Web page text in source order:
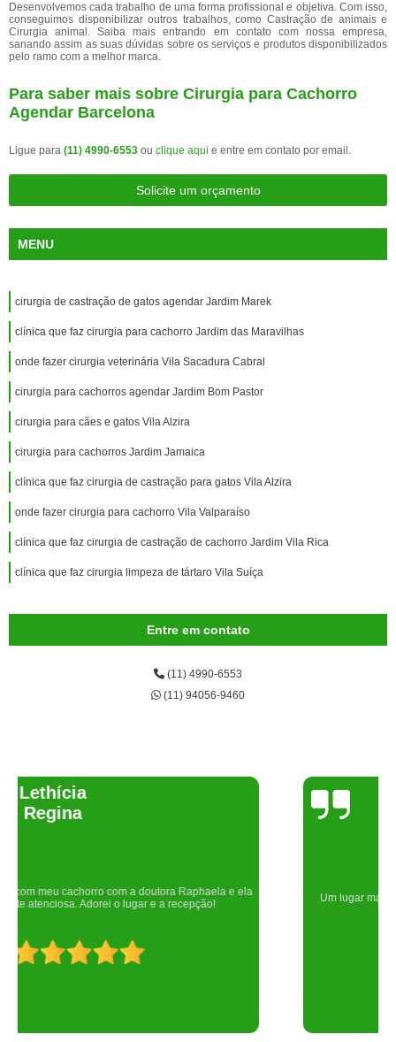
Desenvolvemos cada trabalho de uma forma profissional e objetiva. Com isso,
conseguimos disponibilizar outros trabalhos, como Castração de animais e
Cirurgia animal. Saiba mais entrando em contato com nossa empresa,
sanando assim as suas dúvidas sobre os serviços e produtos disponibilizados
pelo ramo com a melhor marca.
Para saber mais sobre Cirurgia para Cachorro
Agendar Barcelona
Ligue para (11) 4990-6553 ou clique aqui e entre em contato por email.
Solicite um orçamento
MENU
cirurgia de castração de gatos agendar Jardim Marek
clínica que faz cirurgia para cachorro Jardim das Maravilhas
onde fazer cirurgia veterinária Vila Sacadura Cabral
cirurgia para cachorros agendar Jardim Bom Pastor
cirurgia para cães e gatos Vila Alzira
cirurgia para cachorros Jardim Jamaica
clínica que faz cirurgia de castração para gatos Vila Alzira
onde fazer cirurgia para cachorro Vila Valparaíso
clínica que faz cirurgia de castração de cachorro Jardim Vila Rica
clínica que faz cirurgia limpeza de tártaro Vila Suíça
Entre em contato
(11) 4990-6553
(11) 94056-9460
Um lugar maravilhoso. Sempre serei grata pelo que fizeram por nós!